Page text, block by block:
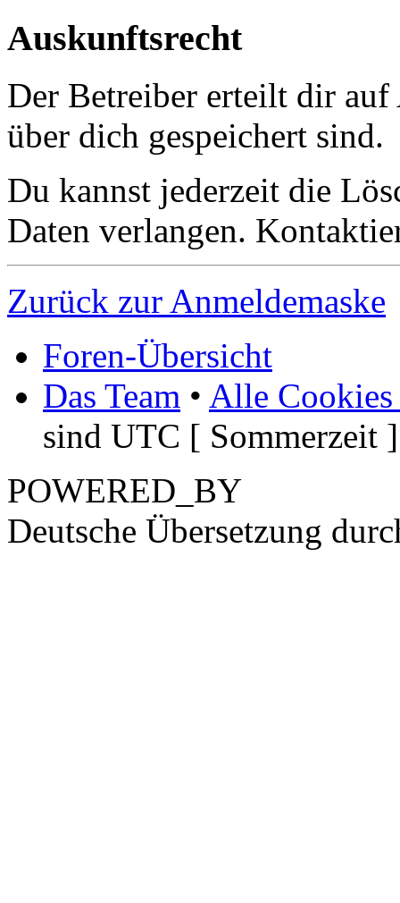
Auskunftsrecht
Der Betreiber erteilt dir
über dich gespeichert sind.
Du kannst jederzeit die
Daten verlangen.
Zurück zur Anmeldemaske
Foren-Übersicht
Das Team • Alle Cookies
sind UTC [ Sommerzeit ]
POWERED_BY
Deutsche Übersetzung